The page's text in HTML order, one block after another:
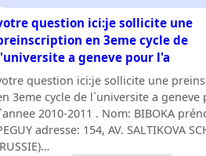
question ici:je sollicite une
en 3eme cycle de
a geneve pour l'a
question ici:je sollicite une
3eme cycle de l`universite a geneve
2010-2011 . Nom: BIBOKA
adresse: 154, AV. SALTIKOVA